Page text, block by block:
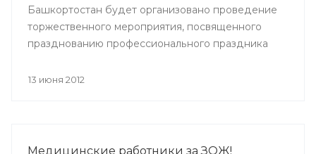
Башкортостан будет организовано проведение
торжественного мероприятия, посвященного
празднованию профессионального праздника
участия в мероприятии приглашены
государственных унитарных предприятий,
13 июня 2012
Медицинские работники за ЗОЖ!